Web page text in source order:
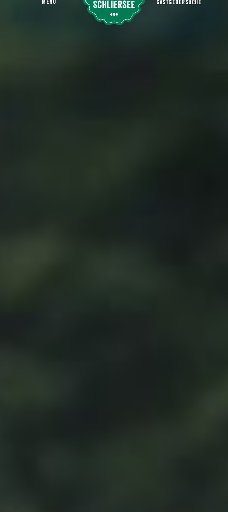
Aktiv sein Radeln & Biken
MENU GASTGEBERSUCHE